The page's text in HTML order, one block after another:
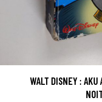
WALT DISNEY :